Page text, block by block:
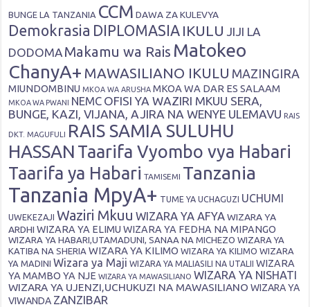
BUNGE LA TANZANIA CCM DAWA ZA KULEVYA
Demokrasia DIPLOMASIA IKULU JIJI LA
DODOMA Makamu wa Rais Matokeo
ChanyA+ MAWASILIANO IKULU MAZINGIRA
MIUNDOMBINU MKOA WA ARUSHA MKOA WA DAR ES SALAAM
MKOA WA PWANI NEMC OFISI YA WAZIRI MKUU SERA,
BUNGE, KAZI, VIJANA, AJIRA NA WENYE ULEMAVU RAIS
DKT. MAGUFULI RAIS SAMIA SULUHU
HASSAN Taarifa Vyombo vya Habari
Taarifa ya Habari TAMISEMI Tanzania
Tanzania MpyA+ TUME YA UCHAGUZI UCHUMI
UWEKEZAJI Waziri Mkuu WIZARA YA AFYA WIZARA YA
ARDHI WIZARA YA ELIMU WIZARA YA FEDHA NA MIPANGO
WIZARA YA HABARI,UTAMADUNI, SANAA NA MICHEZO WIZARA YA
KATIBA NA SHERIA WIZARA YA KILIMO WIZARA YA KILIMO WIZARA
YA MADINI Wizara ya Maji WIZARA YA MALIASILI NA UTALII WIZARA
YA MAMBO YA NJE WIZARA YA MAWASILIANO WIZARA YA NISHATI
WIZARA YA UJENZI,UCHUKUZI NA MAWASILIANO WIZARA YA
VIWANDA ZANZIBAR